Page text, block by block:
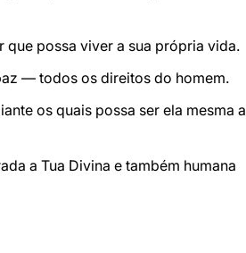
que possa viver a sua própria vida.
— todos os direitos do homem.
os quais possa ser ela mesma a
a Tua Divina e também humana